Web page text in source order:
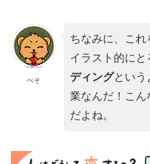
ぺそ
ちなみに、こ
イラスト的にと
ディングという
業なんだ！こん
だよね。